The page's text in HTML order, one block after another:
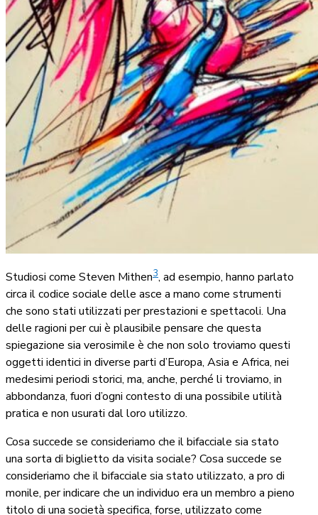
Studiosi come Steven Mithen3, ad esempio, hanno parlato
circa il codice sociale delle asce a mano come strumenti
che sono stati utilizzati per prestazioni e spettacoli. Una
delle ragioni per cui è plausibile pensare che questa
spiegazione sia verosimile è che non solo troviamo questi
oggetti identici in diverse parti d’Europa, Asia e Africa, nei
medesimi periodi storici, ma, anche, perché li troviamo, in
abbondanza, fuori d’ogni contesto di una possibile utilità
pratica e non usurati dal loro utilizzo.
Cosa succede se consideriamo che il bifacciale sia stato
una sorta di biglietto da visita sociale? Cosa succede se
consideriamo che il bifacciale sia stato utilizzato, a pro di
monile, per indicare che un individuo era un membro a pieno
titolo di una società specifica, forse, utilizzato come